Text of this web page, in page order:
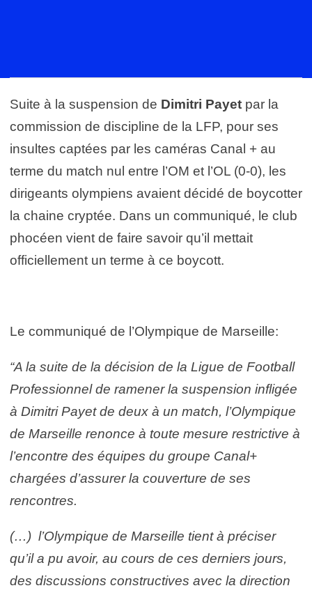
Suite à la suspension de Dimitri Payet par la
commission de discipline de la LFP, pour ses
insultes captées par les caméras Canal + au
terme du match nul entre l’OM et l’OL (0-0), les
dirigeants olympiens avaient décidé de boycotter
la chaine cryptée. Dans un communiqué, le club
phocéen vient de faire savoir qu’il mettait
officiellement un terme à ce boycott.
Le communiqué de l’Olympique de Marseille:
“A la suite de la décision de la Ligue de Football
Professionnel de ramener la suspension infligée
à Dimitri Payet de deux à un match, l’Olympique
de Marseille renonce à toute mesure restrictive à
l’encontre des équipes du groupe Canal+
chargées d’assurer la couverture de ses
rencontres.
(…) l’Olympique de Marseille tient à préciser
qu’il a pu avoir, au cours de ces derniers jours,
des discussions constructives avec la direction